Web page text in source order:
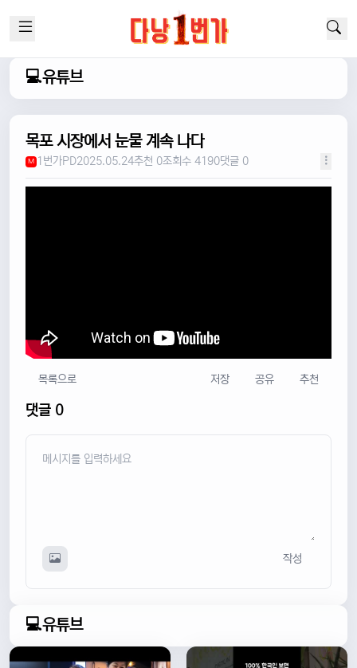
💻유튜브
목포 시장에서 눈물 계속 나다
M 1번가PD2025.05.24추천 0조회수 4190댓글 0
목록으로 저장 공유 추천
댓글 0
작성
💻유튜브